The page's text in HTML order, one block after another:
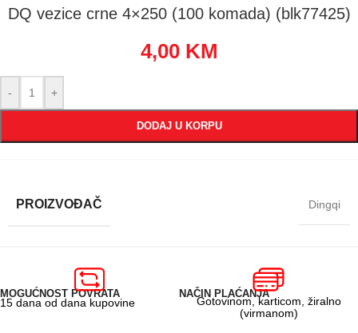
DQ vezice crne 4×250 (100 komada) (blk77425)
4,00 KM
- +
DODAJ U KORPU
PROIZVOĐAČ Dingqi
MOGUĆNOST POVRATA
15 dana od dana kupovine
NAČIN PLAĆANJA
Gotovinom, karticom, žiralno
(virmanom)